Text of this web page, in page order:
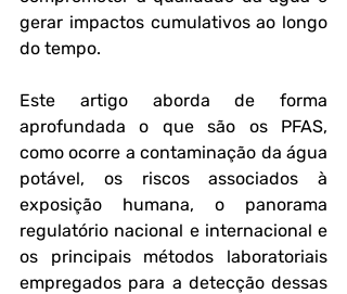
gerar impactos cumulativos ao longo
do tempo.
Este artigo aborda de forma
aprofundada o que são os PFAS,
como ocorre a contaminação da água
potável, os riscos associados à
exposição humana, o panorama
regulatório nacional e internacional e
os principais métodos laboratoriais
empregados para a detecção dessas